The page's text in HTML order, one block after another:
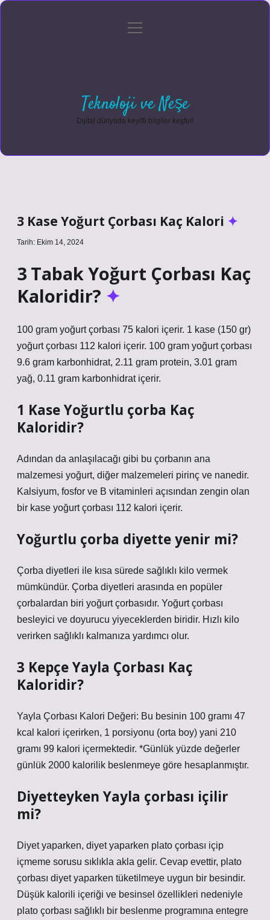
Gizlilik Politikası
menüyü
Teknoloji ve Neşe
Dijital dünyada keyifli bilgiler keşfet!
3 Kase Yoğurt Çorbası Kaç Kalori
Tarih: Ekim 14, 2024
3 Tabak Yoğurt Çorbası Kaç
Kaloridir?
100 gram yoğurt çorbası 75 kalori içerir. 1 kase (150 gr)
yoğurt çorbası 112 kalori içerir. 100 gram yoğurt çorbası
9.6 gram karbonhidrat, 2.11 gram protein, 3.01 gram
yağ, 0.11 gram karbonhidrat içerir.
1 Kase Yoğurtlu çorba Kaç
Kaloridir?
Adından da anlaşılacağı gibi bu çorbanın ana
malzemesi yoğurt, diğer malzemeleri pirinç ve nanedir.
Kalsiyum, fosfor ve B vitaminleri açısından zengin olan
bir kase yoğurt çorbası 112 kalori içerir.
Yoğurtlu çorba diyette yenir mi?
Çorba diyetleri ile kısa sürede sağlıklı kilo vermek
mümkündür. Çorba diyetleri arasında en popüler
çorbalardan biri yoğurt çorbasıdır. Yoğurt çorbası
besleyici ve doyurucu yiyeceklerden biridir. Hızlı kilo
verirken sağlıklı kalmanıza yardımcı olur.
3 Kepçe Yayla Çorbası Kaç
Kaloridir?
Yayla Çorbası Kalori Değeri: Bu besinin 100 gramı 47
kcal kalori içerirken, 1 porsiyonu (orta boy) yani 210
gramı 99 kalori içermektedir. *Günlük yüzde değerler
günlük 2000 kalorilik beslenmeye göre hesaplanmıştır.
Diyetteyken Yayla çorbası içilir
mi?
Diyet yaparken, diyet yaparken plato çorbası içip
içmeme sorusu sıklıkla akla gelir. Cevap evettir, plato
çorbası diyet yaparken tüketilmeye uygun bir besindir.
Düşük kalorili içeriği ve besinsel özellikleri nedeniyle
plato çorbası sağlıklı bir beslenme programına entegre